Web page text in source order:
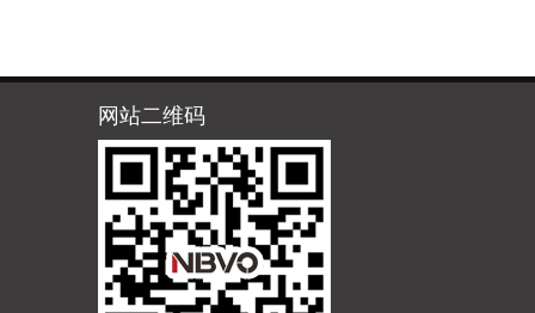
网站二维码